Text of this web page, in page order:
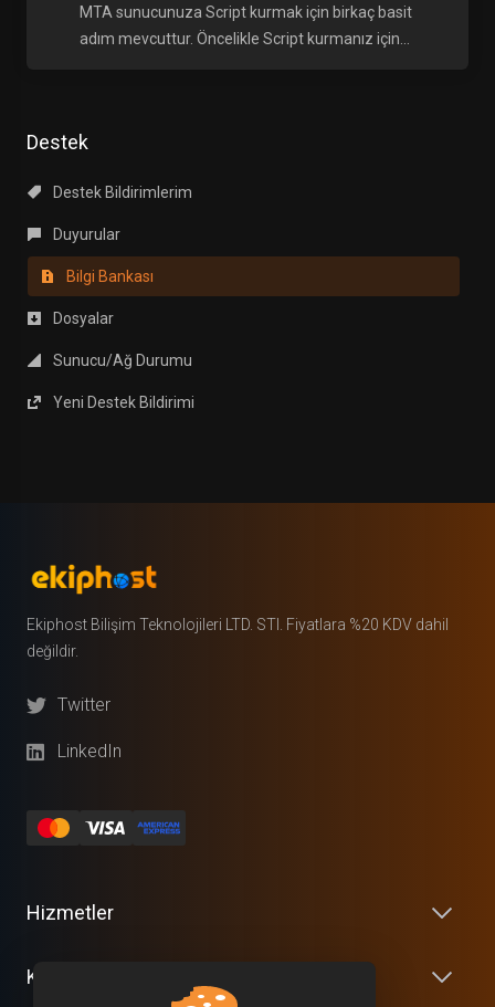
Destek
Destek Bildirimlerim
Duyurular
Bilgi Bankası
Dosyalar
Sunucu/Ağ Durumu
Yeni Destek Bildirimi
MTA sunucunuza Script kurmak için birkaç basit
adım mevcuttur. Öncelikle Script kurmanız için...
Ekiphost Bilişim Teknolojileri LTD. STI. Fiyatlara %20 KDV dahil
değildir.
Twitter
LinkedIn
Hizmetler
Kurumsal